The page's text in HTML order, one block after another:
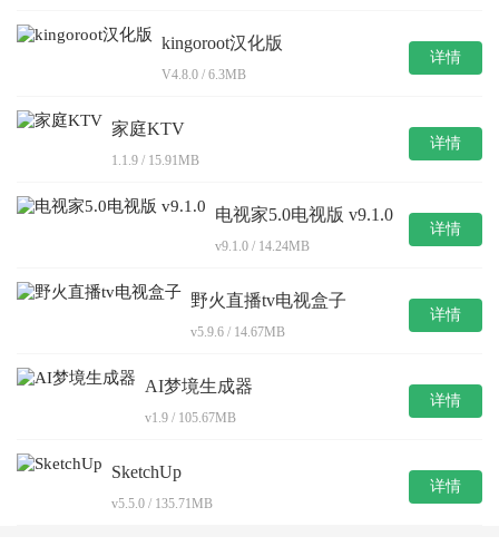
kingoroot汉化版
V4.8.0 / 6.3MB
详情
家庭KTV
1.1.9 / 15.91MB
详情
电视家5.0电视版 v9.1.0
v9.1.0 / 14.24MB
详情
野火直播tv电视盒子
v5.9.6 / 14.67MB
详情
AI梦境生成器
v1.9 / 105.67MB
详情
SketchUp
v5.5.0 / 135.71MB
详情